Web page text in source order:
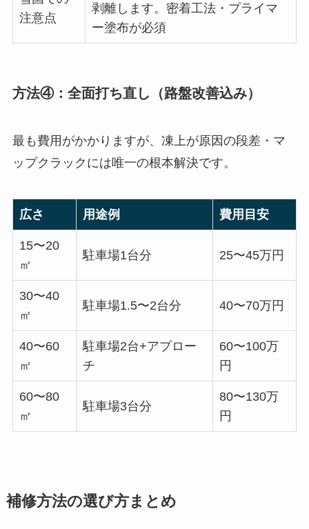
注意点
剥離します。密着工法・プライマ
ー塗布が必須
方法④：全面打ち直し（路盤改善込み）
最も費用がかかりますが、凍上が原因の段差・マ
ップクラックには唯一の根本解決です。
広さ 用途例 費用目安
15〜20
㎡
駐車場1台分 25〜45万円
30〜40
㎡
駐車場1.5〜2台分 40〜70万円
40〜60
㎡
駐車場2台+アプロー
チ
60〜100万
円
60〜80
㎡
駐車場3台分
80〜130万
円
補修方法の選び方まとめ